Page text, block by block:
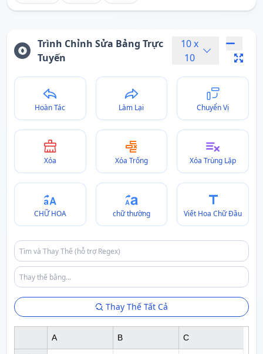
Trình Chỉnh Sửa Bảng Trực
Tuyến
10x
10
Hoàn Tác Làm Lại Chuyển Vị
Xóa Xóa Trống Xóa Trùng Lặp
CHỮ HOA chữ thường Viết Hoa Chữ Đầu
Thay Thế Tất Cả
A B C